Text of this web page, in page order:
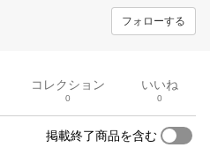
フォローする
コレクション
0
いいね
0
掲載終了商品を含む